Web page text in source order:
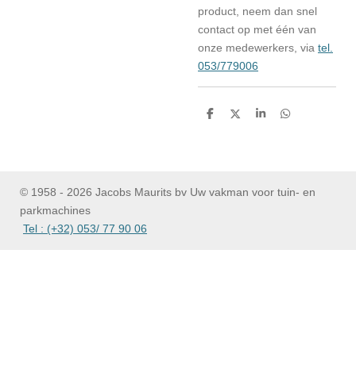
product, neem dan snel
contact op met één van
onze medewerkers, via tel.
053/779006
D
D
S
D
© 1958 - 2026 Jacobs Maurits bv Uw vakman voor tuin- en
parkmachines
Tel : (+32) 053/ 77 90 06